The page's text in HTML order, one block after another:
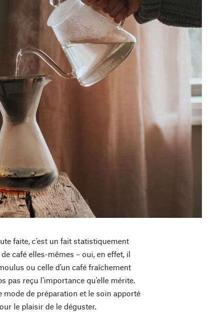
faite, c’est un fait statistiquement
café elles-mêmes – oui, en effet, il
ou celle d’un café fraîchement
pas reçu l’importance qu’elle mérite.
de préparation et le soin apporté
le plaisir de le déguster.